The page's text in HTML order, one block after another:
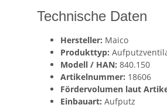
Technische Daten
Hersteller: Maico
Produkttyp:
Modell / HAN: 840.150
Artikelnummer: 18606
Fördervolumen laut
Einbauart: Aufputz